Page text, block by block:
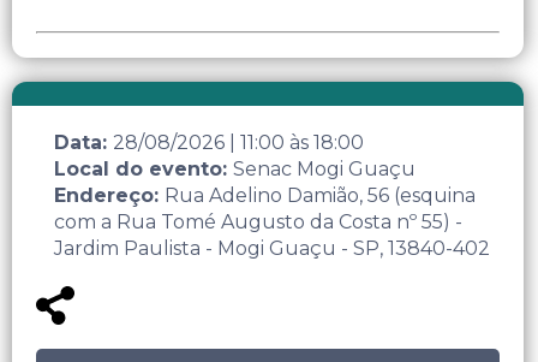
Data: 28/08/2026 11:00 às 18:00
Local do evento: Senac Mogi Guaçu
Endereço: Rua Adelino Damião, 56 (esquina
com a Rua Tomé Augusto da Costa nº 55) -
Jardim Paulista - Mogi Guaçu - SP, 13840-402